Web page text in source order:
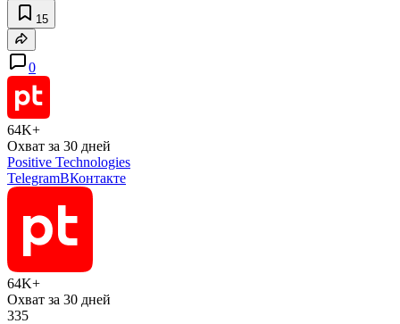
15
0
64K+
Охват за 30 дней
Positive Technologies
TelegramВКонтакте
64K+
Охват за 30 дней
335